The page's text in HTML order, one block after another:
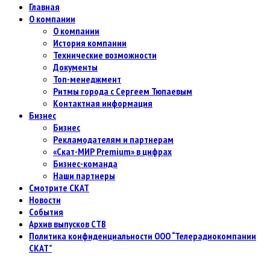
Главная
О компании
О компании
История компании
Технические возможности
Документы
Топ-менеджмент
Ритмы города с Сергеем Тюпаевым
Контактная информация
Бизнес
Бизнес
Рекламодателям и партнерам
«Скат-МИР Premium» в цифрах
Бизнес-команда
Наши партнеры
Смотрите СКАТ
Новости
События
Архив выпусков СТВ
Политика конфиденциальности ООО “Телерадиокомпании
СКАТ”